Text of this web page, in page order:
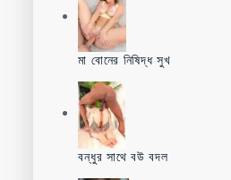
মা বোনের নিষিদ্ধ সুখ
বন্ধুর সাথে বউ বদল